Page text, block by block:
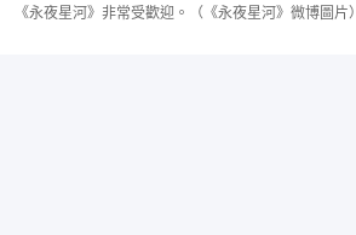
《永夜星河》非常受歡迎。（《永夜星河》微博圖片）